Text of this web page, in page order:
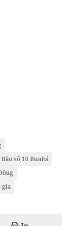
Bão số 10 Bualoi
gia